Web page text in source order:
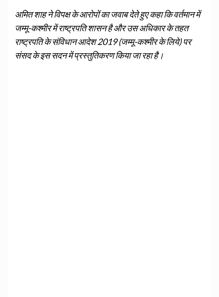
अमित शाह ने विपक्ष के आरोपों का जवाब देते हुए कहा कि वर्तमान में
जम्मू-कश्मीर में राष्ट्रपति शासन है और उस अधिकार के तहत
राष्ट्रपति के संविधान आदेश 2019 (जम्मू-कश्मीर के लिये) पर
संसद के इस सदन में प्रस्तुतिकरण किया जा रहा है।